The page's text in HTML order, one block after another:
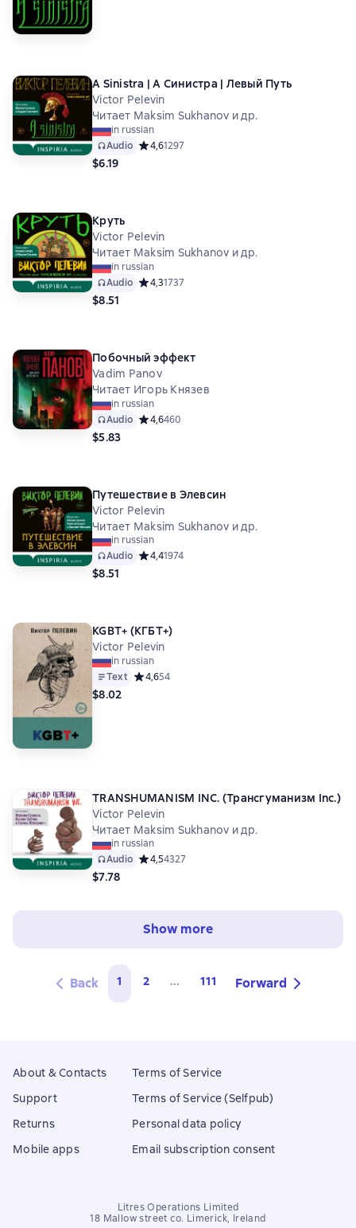
A Sinistra | А Синистра | Левый Путь
Victor Pelevin
Читает Maksim Sukhanov и др.
in russian
Audio Средний рейтинг 4,6 на основе 1297 оценок
4,61297
$6.19
Круть
Victor Pelevin
Читает Maksim Sukhanov и др.
in russian
Audio Средний рейтинг 4,3 на основе 1737 оценок
4,31737
$8.51
Побочный эффект
Vadim Panov
Читает Игорь Князев
in russian
Audio Средний рейтинг 4,6 на основе 460 оценок
4,6460
$5.83
Путешествие в Элевсин
Victor Pelevin
Читает Maksim Sukhanov и др.
in russian
Audio Средний рейтинг 4,4 на основе 1974 оценок
4,41974
$8.51
KGBT+ (КГБТ+)
Victor Pelevin
in russian
Text Средний рейтинг 4,6 на основе 54 оценок
4,654
$8.02
TRANSHUMANISM INC. (Трансгуманизм Inc.)
Victor Pelevin
Читает Maksim Sukhanov и др.
in russian
Audio Средний рейтинг 4,5 на основе 4327 оценок
4,54327
$7.78
Show more
Back 1 2 ... 111 Forward
About & Contacts
Support
Returns
Mobile apps
Terms of Service
Terms of Service (Selfpub)
Personal data policy
Email subscription consent
Litres Operations Limited
18 Mallow street co. Limerick, Ireland